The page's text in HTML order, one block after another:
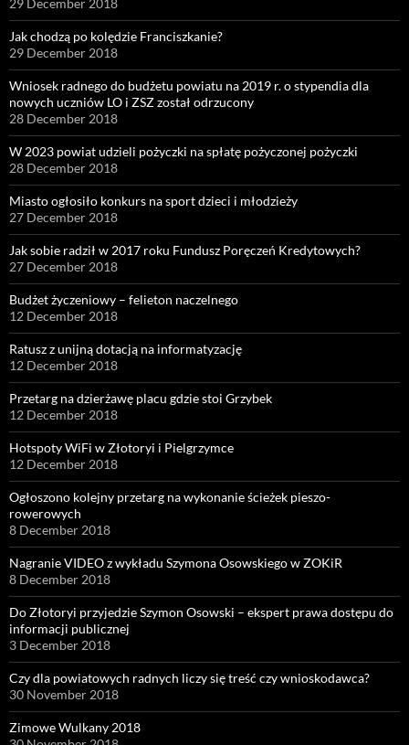
Jak chodzą po kolędzie Franciszkanie?
29 December 2018
Wniosek radnego do budżetu powiatu na 2019 r. o stypendia dla
nowych uczniów LO i ZSZ został odrzucony
28 December 2018
W 2023 powiat udzieli pożyczki na spłatę pożyczonej pożyczki
28 December 2018
Miasto ogłosiło konkurs na sport dzieci i młodzieży
27 December 2018
Jak sobie radził w 2017 roku Fundusz Poręczeń Kredytowych?
27 December 2018
Budżet życzeniowy – felieton naczelnego
12 December 2018
Ratusz z unijną dotacją na informatyzację
12 December 2018
Przetarg na dzierżawę placu gdzie stoi Grzybek
12 December 2018
Hotspoty WiFi w Złotoryi i Pielgrzymce
12 December 2018
Ogłoszono kolejny przetarg na wykonanie ścieżek pieszo-
rowerowych
8 December 2018
Nagranie VIDEO z wykładu Szymona Osowskiego w ZOKiR
8 December 2018
Do Złotoryi przyjedzie Szymon Osowski – ekspert prawa dostępu do
informacji publicznej
3 December 2018
Czy dla powiatowych radnych liczy się treść czy wnioskodawca?
30 November 2018
Zimowe Wulkany 2018